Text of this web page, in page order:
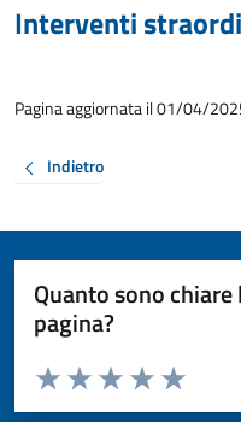
Interventi
Pagina aggiornata il 01/04/
Indietro
Quanto sono
pagina?
Valuta da 1 a 5 stelle la pagina
Valuta 5
Valuta 4
Valuta 3 stelle su
Valuta 2 stelle su 5
Valuta 1 stelle su 5